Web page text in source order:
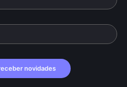
novidades